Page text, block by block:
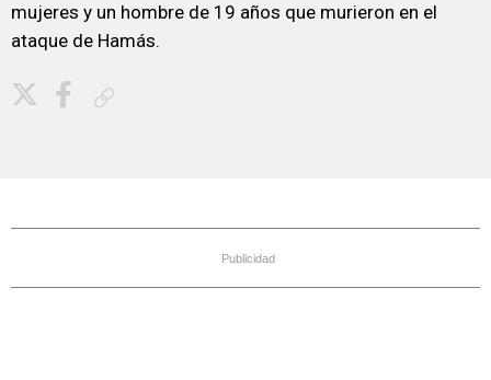
mujeres y un hombre de 19 años que murieron en el
ataque de Hamás.
Publicidad